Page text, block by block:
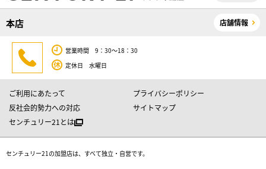
本店 店舗情報
営業時間 9：30～18：30
定休日 水曜日
ご利用にあたって
プライバシーポリシー
反社会的勢力への対応
サイトマップ
センチュリー21とは
センチュリー21の加盟店は、すべて独立・自営です。